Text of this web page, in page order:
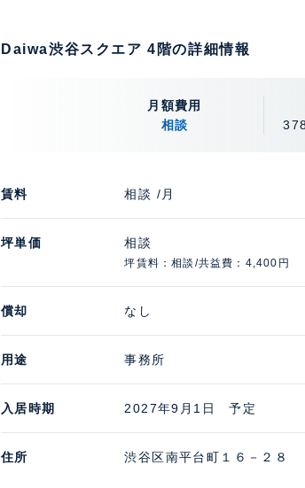
Daiwa渋谷スクエア 4階の詳細情報
月額費用
相談
賃料 相談 /月
坪単価 相談
坪賃料：相談/共益費：4,400円
償却 なし
用途 事務所
入居時期 2027年9月1日 予定
住所 渋谷区南平台町１６－２８